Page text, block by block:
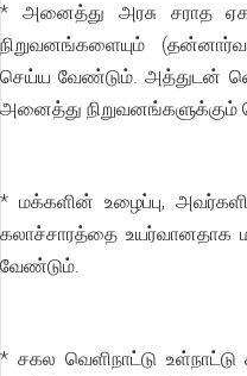
* அனைத்து அரசு சராத
நிறுவனங்களையும்
செய்ய வேண்டும். அத்துடன்
அனைத்து நிறுவனங்களுக்கும்
* மக்களின் உழைப்பு,
கலாச்சாரத்தை உயர்வானதாக
வேண்டும்.
* சகல வெளிநாட்டு